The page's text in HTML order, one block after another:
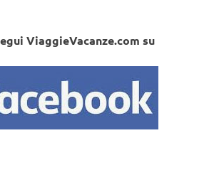
ViaggieVacanze.com su